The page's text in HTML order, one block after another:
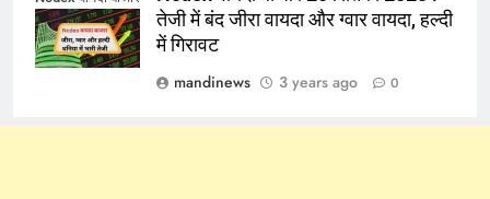
तेजी में बंद जीरा वायदा और ग्वार वायदा, हल्दी
में गिरावट
mandinews
3 years ago 0